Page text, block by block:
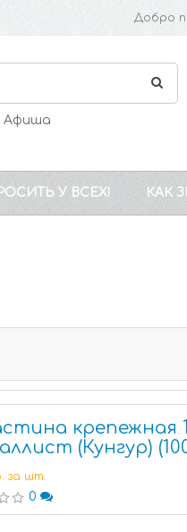
Добро
Афиша
У ВСЕХ! КАК
крепежная
(Кунгур)
за шт.
0